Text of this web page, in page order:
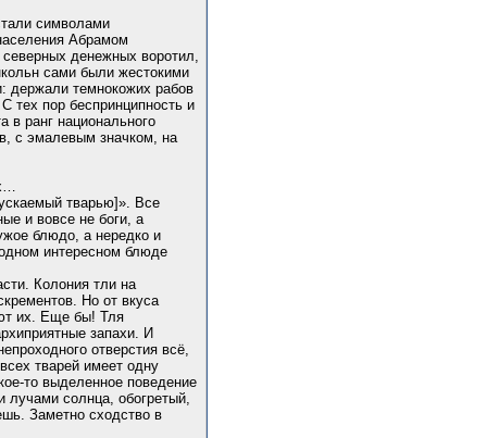
символами
Абрамом
денежных воротил,
сами были жестокими
держали темнокожих рабов
пор беспринципность и
в ранг национального
с эмалевым значком, на
тварью]». Все
и вовсе не боги, а
блюдо, а нередко и
интересном блюде
Колония тли на
Но от вкуса
их. Еще бы! Тля
запахи. И
отверстия всё,
тварей имеет одну
то выделенное поведение
лучами солнца, обогретый,
Заметно сходство в